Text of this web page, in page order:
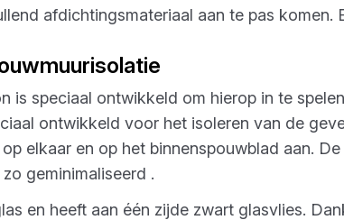
afdichtingsmateriaal aan te pas komen.
is speciaal ontwikkeld om hierop in te
ontwikkeld voor het isoleren van de
elkaar en op het binnenspouwblad aan.
geminimaliseerd .
en heeft aan één zijde zwart glasvlies.